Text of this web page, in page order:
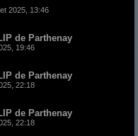
2025, 13:46
de Parthenay
19:46
de Parthenay
22:18
de Parthenay
22:18